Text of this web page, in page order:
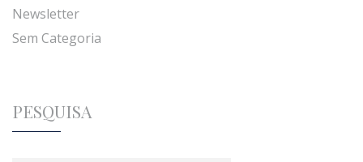
Newsletter
Sem Categoria
PESQUISA